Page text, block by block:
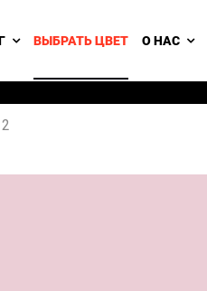
ВЫБРАТЬ ЦВЕТ О НАС